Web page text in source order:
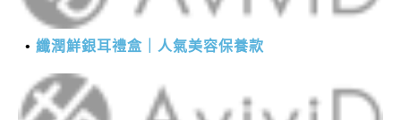
纖潤鮮銀耳禮盒｜人氣美容保養款